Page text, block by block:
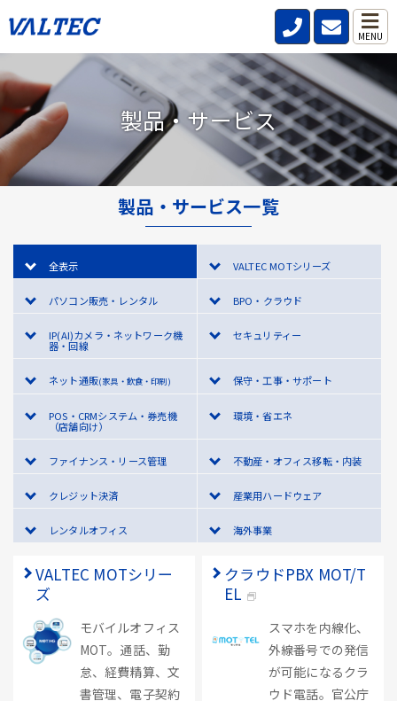
MENU
製品・サービス
製品・サービス一覧
全表示 VALTEC MOTシリーズ
パソコン販売・レンタル BPO・クラウド
IP(AI)カメラ・ネットワーク機
器・回線
セキュリティー
ネット通販(家具・飲食・印刷) 保守・工事・サポート
POS・CRMシステム・券売機
（店舗向け）
環境・省エネ
ファイナンス・リース管理 不動産・オフィス移転・内装
クレジット決済 産業用ハードウェア
レンタルオフィス 海外事業
VALTEC MOTシリー
ズ
モバイルオフィス
MOT。通話、勤
怠、経費精算、文
書管理、電子契約
クラウドPBX MOT/T
EL
スマホを内線化、
外線番号での発信
が可能になるクラ
ウド電話。官公庁